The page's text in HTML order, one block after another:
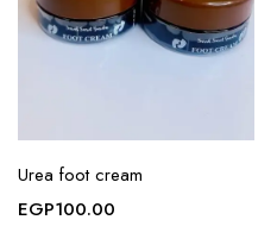
Urea foot cream
EGP100.00